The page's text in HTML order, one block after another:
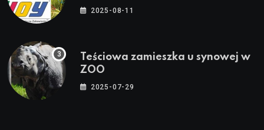
zestawy do baniek
2025-08-11
Teściowa zamieszka u synowej w
ZOO
2025-07-29